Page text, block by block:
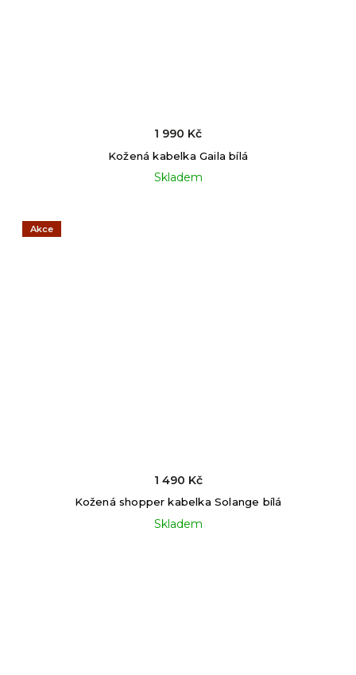
Kožená kabelka Gaila bílá
Skladem
1 990 Kč
Akce
Kožená shopper kabelka Solange bílá
Skladem
1 490 Kč